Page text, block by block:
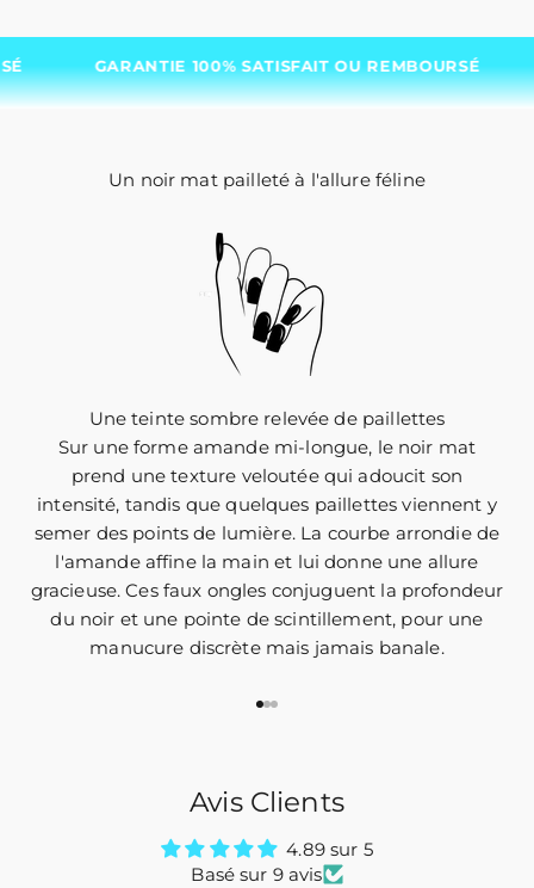
GARANTIE 100% SATISFAIT OU REMBOURSÉ
Un noir mat pailleté à l'allure féline
Une teinte sombre relevée de paillettes
Sur une forme amande mi-longue, le noir mat
prend une texture veloutée qui adoucit son
intensité, tandis que quelques paillettes viennent y
semer des points de lumière. La courbe arrondie de
l'amande affine la main et lui donne une allure
gracieuse. Ces faux ongles conjuguent la profondeur
du noir et une pointe de scintillement, pour une
manucure discrète mais jamais banale.
Avis Clients
4.89 sur 5
Basé sur 9 avis